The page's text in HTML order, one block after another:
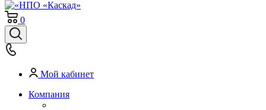
0
Мой кабинет
Компания